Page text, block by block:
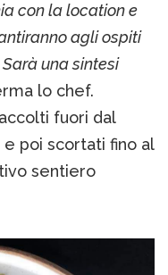
con la location e
agli ospiti
una sintesi
lo chef.
fuori dal
poi scortati fino al
sentiero